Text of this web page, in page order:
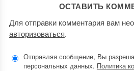
ОСТАВИТЬ
Для отправки комментария вам
авторизоваться.
Отправляя сообщение, Вы
персональных данных. Политика